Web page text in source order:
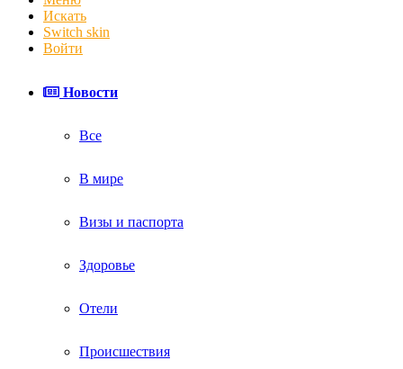
Искать
Switch skin
Войти
Новости
Все
В мире
Визы и паспорта
Здоровье
Отели
Происшествия